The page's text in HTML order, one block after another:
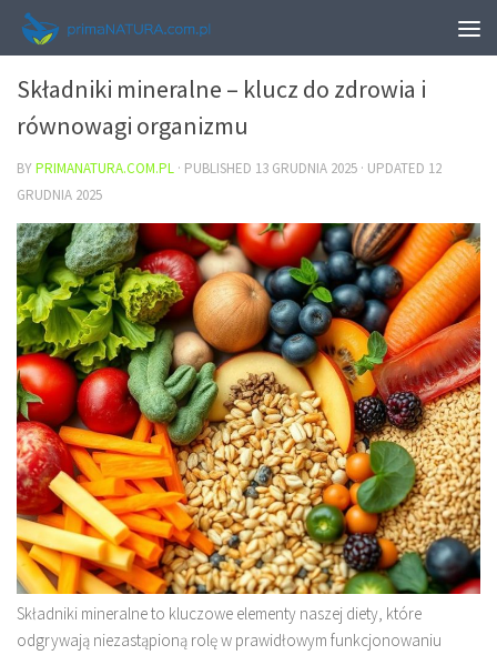
ZDROWIE
Składniki mineralne – klucz do zdrowia i
równowagi organizmu
BYPRIMANATURA.COM.PL · PUBLISHED 13 GRUDNIA 2025 · UPDATED 12
GRUDNIA 2025
Składniki mineralne to kluczowe elementy naszej diety, które
odgrywają niezastąpioną rolę w prawidłowym funkcjonowaniu